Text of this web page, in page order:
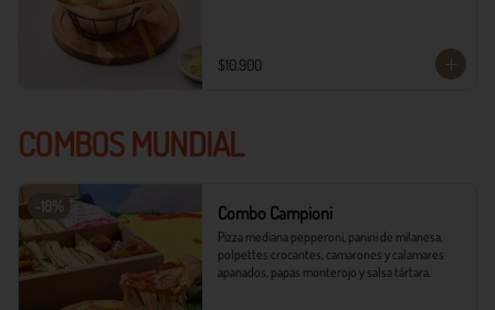
$10.900
COMBOS MUNDIAL
-18% Combo Campioni
Pizza mediana pepperoni, panini de milanesa,
polpettes crocantes, camarones y calamares
apanados, papas monterojo y salsa tártara.